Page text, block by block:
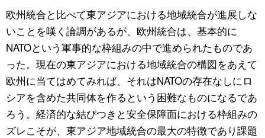
欧州統合と比べて東アジアにおける地域統合が進展しな
いことを嘆く論調があるが、欧州統合は、基本的に
NATOという軍事的な枠組みの中で進められたものであ
った。現在の東アジアにおける地域統合の構図をあえて
欧州に当てはめてみれば、それはNATOの存在なしにロ
シアを含めた共同体を作るという困難なものになるであ
ろう。経済的な結びつきと安全保障面における枠組みの
ズレこそが、東アジア地域統合の最大の特徴であり課題